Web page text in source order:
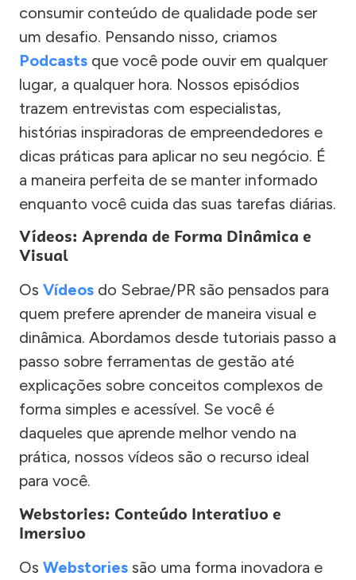
consumir conteúdo de qualidade pode ser
um desafio. Pensando nisso, criamos
Podcasts que você pode ouvir em qualquer
lugar, a qualquer hora. Nossos episódios
trazem entrevistas com especialistas,
histórias inspiradoras de empreendedores e
dicas práticas para aplicar no seu negócio. É
a maneira perfeita de se manter informado
enquanto você cuida das suas tarefas diárias.
Vídeos: Aprenda de Forma Dinâmica e
Visual
Os Vídeos do Sebrae/PR são pensados para
quem prefere aprender de maneira visual e
dinâmica. Abordamos desde tutoriais passo a
passo sobre ferramentas de gestão até
explicações sobre conceitos complexos de
forma simples e acessível. Se você é
daqueles que aprende melhor vendo na
prática, nossos vídeos são o recurso ideal
para você.
Webstories: Conteúdo Interativo e
Imersivo
Os Webstories são uma forma inovadora e